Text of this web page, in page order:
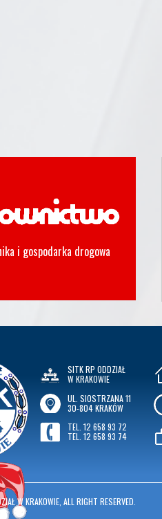
i gospodarka drogowa
SITK RP ODDZIAŁ
W KRAKOWIE
UL. SIOSTRZANA 11
30-804 KRAKÓW
TEL. 12 658 93 72
TEL. 12 658 93 74
W KRAKOWIE, ALL RIGHT RESERVED.